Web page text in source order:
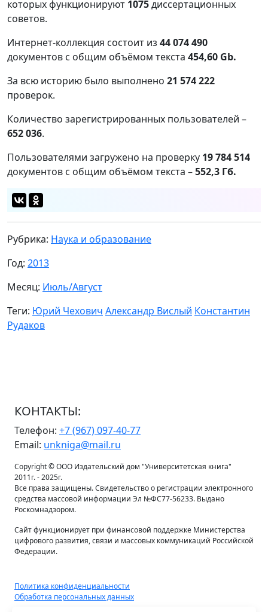
которых функционируют 1075диссертационных
советов.
Интернет-коллекция состоит из 44 074 490
документов с общим объёмом текста 454,60 Gb.
За всю историю было выполнено 21 574 222
проверок.
Количество зарегистрированных пользователей –
652 036.
Пользователями загружено на проверку 19 784 514
документов с общим объёмом текста –552,3 Гб.
Рубрика: Наука и образование
Год: 2013
Месяц: Июль/Август
Теги: Юрий Чехович Александр Вислый Константин
Рудаков
КОНТАКТЫ:
Телефон: +7 (967) 097-40-77
Email: unkniga@mail.ru
Copyright © ООО Издательский дом "Университетская книга"
2011г. - 2025г.
Все права защищены. Свидетельство о регистрации электронного
средства массовой информации Эл №ФС77-56233. Выдано
Роскомнадзором.
Сайт функционирует при финансовой поддержке Министерства
цифрового развития, связи и массовых коммуникаций Российской
Федерации.
Политика конфиденциальности
Обработка персональных данных